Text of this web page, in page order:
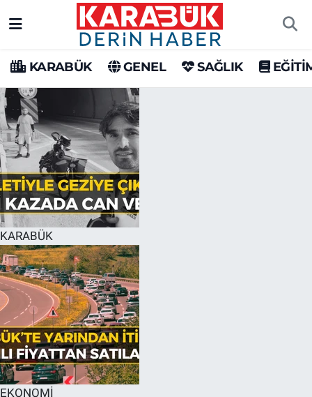
KARABÜK GENEL SAĞLIK
KARABÜK
EKONOMİ
Karabük Hava Durumu
Karabük Trafik Yoğunluk Haritası
Süper Lig Puan Durumu ve Fikstür
Tüm Manşetler
Son Dakika Haberleri
Haber Arşivi